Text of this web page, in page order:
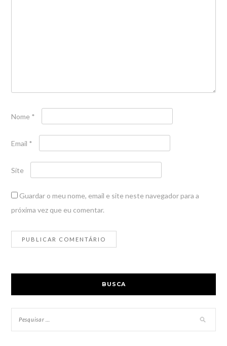
Nome *
Email *
Site
Guardar o meu nome, email e site neste navegador para a
próxima vez que eu comentar.
BUSCA